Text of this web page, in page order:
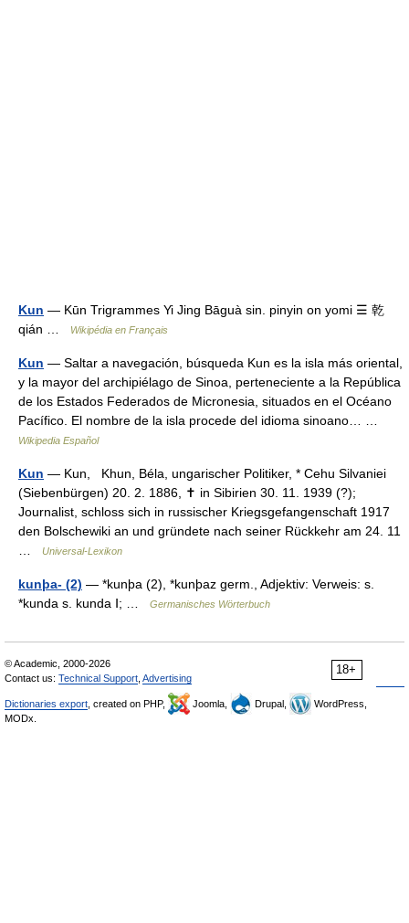
Kun — Kūn Trigrammes Yi Jing Bāguà sin. pinyin on yomi ☰ 乾
qián …
Wikipédia en Français
Kun — Saltar a navegación, búsqueda Kun es la isla más oriental,
y la mayor del archipiélago de Sinoa, perteneciente a la República
de los Estados Federados de Micronesia, situados en el Océano
Pacífico. El nombre de la isla procede del idioma sinoano… …
Wikipedia Español
Kun — Kun, Khun, Béla, ungarischer Politiker, * Cehu Silvaniei
(Siebenbürgen) 20. 2. 1886, ✝ in Sibirien 30. 11. 1939 (?);
Journalist, schloss sich in russischer Kriegsgefangenschaft 1917
den Bolschewiki an und gründete nach seiner Rückkehr am 24. 11
Universal-Lexikon
kunþa- (2) — *kunþa (2), *kunþaz germ., Adjektiv: Verweis: s.
*kunda s. kunda Ⅰ; …
Germanisches Wörterbuch
18+
© Academic, 2000-2026
Contact us: Technical Support Advertising
Dictionaries export , created on PHP, Joomla, Drupal,
WordPress,
MODx.